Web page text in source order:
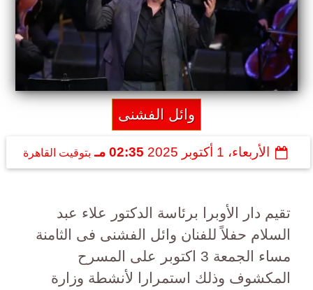
وائل الفشنى
الأربعاء، 1 أكتوبر 2025 02:35 مـ بتوقيت القاهرة
تقيم دار الأوبرا برئاسة الدكتور علاء عبد
السلام حفلاً للفنان وائل الفشنى فى الثامنة
مساء الجمعة 3 اكتوبر على المسرح
المكشوف وذلك استمرارا لأنشطة وزارة